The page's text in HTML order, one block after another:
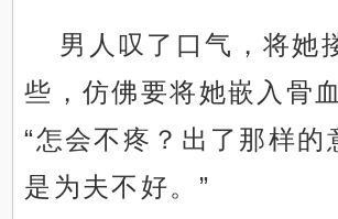
男人叹了口气，将她
些，仿佛要将她嵌入骨
“怎会不疼？出了那样
是为夫不好。”